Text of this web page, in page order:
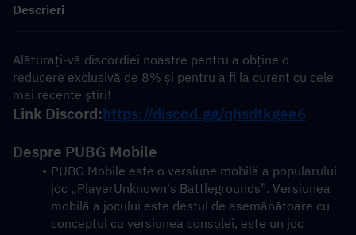
Descrieri
Alăturați-vă discordiei noastre pentru a obține o
reducere exclusivă de 8% și pentru a fi la curent cu cele
mai recente știri!
Link Discord:https://discod.gg/qhsdtkgee6
Despre PUBG Mobile
PUBG Mobile este o versiune mobilă a popularului
joc „PlayerUnknown's Battlegrounds”. Versiunea
mobilă a jocului este destul de asemănătoare cu
conceptul cu versiunea consolei, este un joc